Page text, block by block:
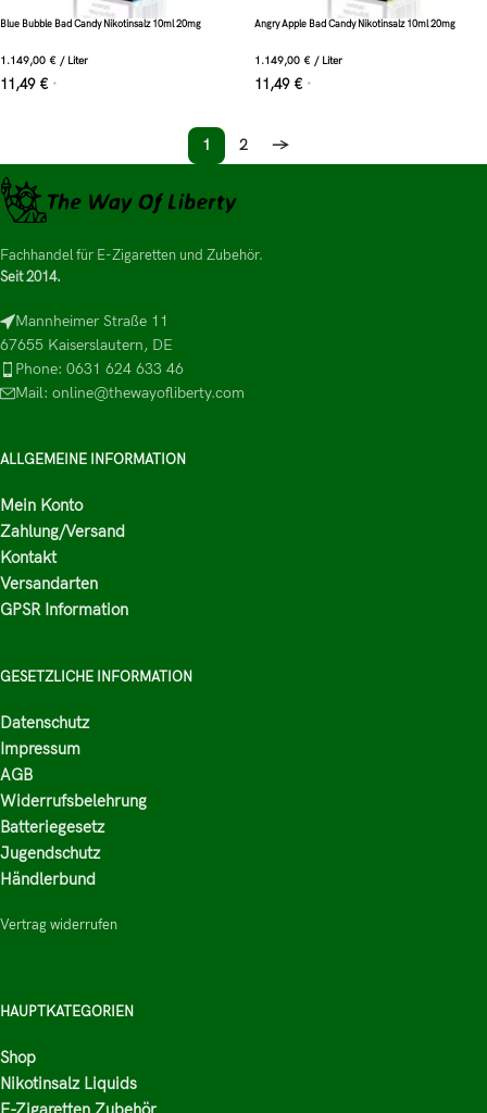
Blue Bubble Bad Candy Nikotinsalz 10ml 20mg
1.149,00 € / Liter
11,49 € *
Angry Apple Bad Candy Nikotinsalz 10ml 20mg
1.149,00 € / Liter
11,49 € *
1 2 →
Fachhandel für E-Zigaretten und Zubehör.
Seit 2014.
Mannheimer Straße 11
67655 Kaiserslautern, DE
Phone: 0631 624 633 46
Mail: online@thewayofliberty.com
ALLGEMEINE INFORMATION
Mein Konto
Zahlung/Versand
Kontakt
Versandarten
GPSR Information
GESETZLICHE INFORMATION
Datenschutz
Impressum
AGB
Widerrufsbelehrung
Batteriegesetz
Jugendschutz
Händlerbund
Vertrag widerrufen
HAUPTKATEGORIEN
Shop
Nikotinsalz Liquids